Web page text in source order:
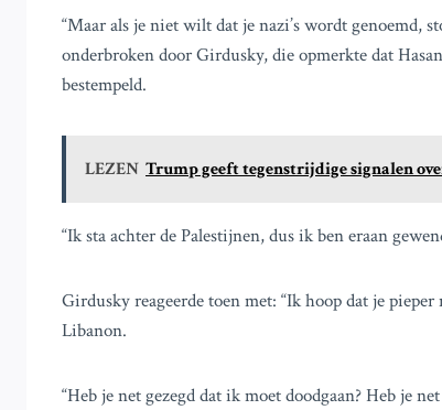
“Maar als je niet wilt dat je nazi’s wordt genoemd,
onderbroken door Girdusky, die opmerkte dat
bestempeld.
LEZEN Trump geeft tegenstrijdige signalen
“Ik sta achter de Palestijnen, dus ik ben eraan
Girdusky reageerde toen met: “Ik hoop dat je
Libanon.
“Heb je net gezegd dat ik moet doodgaan? Heb je